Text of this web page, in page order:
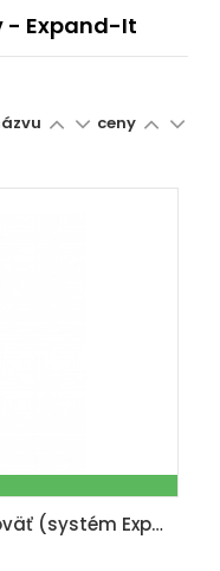
- Expand-It
ceny
AEX 002 - predlžovacia rukoväť (systém Expand-it)